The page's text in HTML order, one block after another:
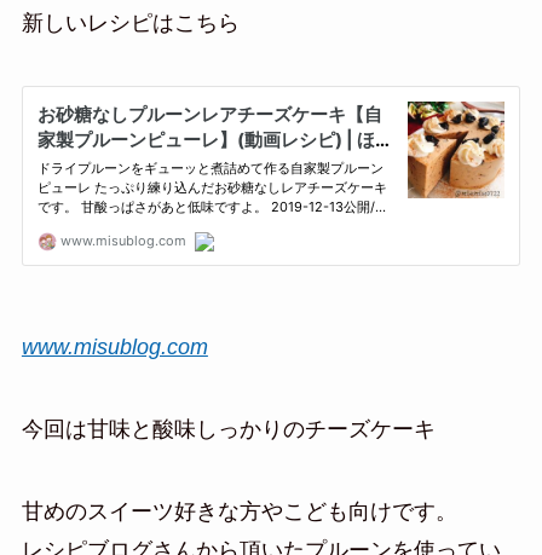
新しいレシピはこちら
www.misublog.com
今回は甘味と酸味しっかりのチーズケーキ
甘めのスイーツ好きな方やこども向けです。
レシピブログさんから頂いたプルーンを使ってい